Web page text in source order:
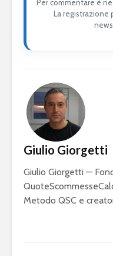
Per commentare è
La registrazione
Giulio Giorgetti
Giulio Giorgetti —
Metodo QSC e